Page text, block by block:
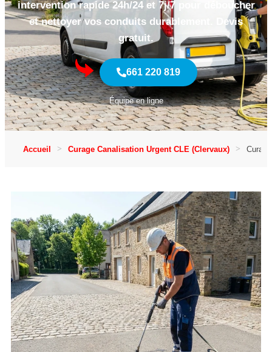
intervention rapide 24h/24 et 7j/7 pour déboucher
et nettoyer vos conduits durablement. Devis
gratuit.
661 220 819
Équipe en ligne
Accueil Curage Canalisation Urgent CLE (Clervaux)